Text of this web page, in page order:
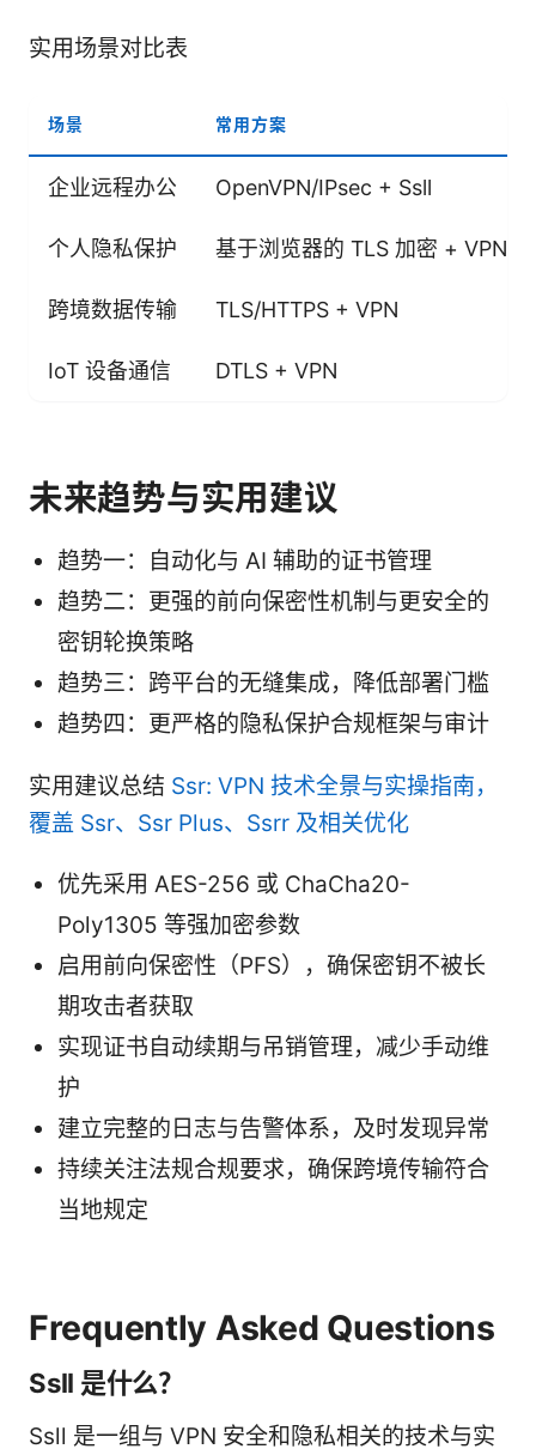
实用场景对比表
场景 常用方案
企业远程办公 OpenVPN/IPsec + Ssll
个人隐私保护 基于浏览器的 TLS 加密 + VPN
跨境数据传输 TLS/HTTPS + VPN
IoT 设备通信 DTLS + VPN
未来趋势与实用建议
趋势一：自动化与 AI 辅助的证书管理
趋势二：更强的前向保密性机制与更安全的
密钥轮换策略
趋势三：跨平台的无缝集成，降低部署门槛
趋势四：更严格的隐私保护合规框架与审计
实用建议总结 Ssr: VPN 技术全景与实操指南，
覆盖 Ssr、Ssr Plus、Ssrr 及相关优化
优先采用 AES-256 或 ChaCha20-
Poly1305 等强加密参数
启用前向保密性（PFS），确保密钥不被长
期攻击者获取
实现证书自动续期与吊销管理，减少手动维
护
建立完整的日志与告警体系，及时发现异常
持续关注法规合规要求，确保跨境传输符合
当地规定
Frequently Asked Questions
Ssll 是什么？
Ssll 是一组与 VPN 安全和隐私相关的技术与实